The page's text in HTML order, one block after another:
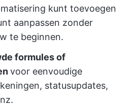
kunt toevoegen
aanpassen zonder
te beginnen.
formules of
voor eenvoudige
statusupdates,